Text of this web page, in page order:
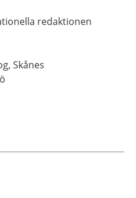
redaktionen
Skånes